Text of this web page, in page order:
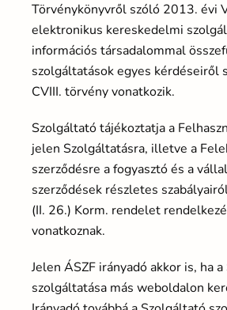
Törvénykönyvről szóló 2013. évi
elektronikus kereskedelmi
információs társadalommal
szolgáltatások egyes kérdéseiről
CVIII. törvény vonatkozik.
Szolgáltató tájékoztatja a
jelen Szolgáltatásra, illetve a
szerződésre a fogyasztó és a
szerződések részletes
(II. 26.) Korm. rendelet
vonatkoznak.
Jelen ÁSZF irányadó akkor is, ha
szolgáltatása más weboldalon